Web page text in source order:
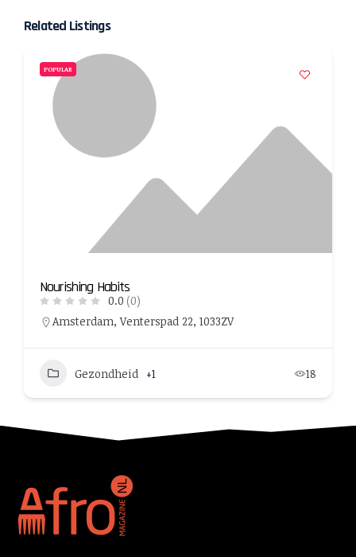
Related Listings
POPULAR
Nourishing Habits
0.0 (0)
Amsterdam, Venterspad 22, 1033ZV
Gezondheid +1 18